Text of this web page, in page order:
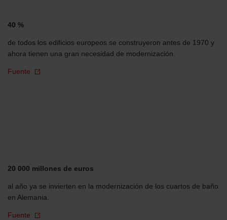
40 %
de todos los edificios europeos se construyeron antes de 1970 y
ahora tienen una gran necesidad de modernización.
Fuente
20 000 millones de euros
al año ya se invierten en la modernización de los cuartos de baño
en Alemania.
Fuente